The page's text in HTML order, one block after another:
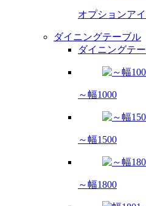
オプションア
ダイニングテーブル
ダイニングテ
～幅1000
～幅1500
～幅1800